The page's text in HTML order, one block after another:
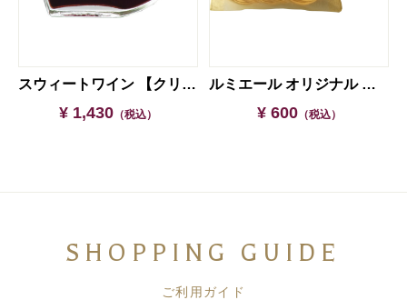
スウィートワイン 【クリアケース入り】
¥ 1,430 （税込）
ルミエール オリジナル コインチョコレート
¥ 600（税込）
SHOPPING GUIDE
ご利用ガイド